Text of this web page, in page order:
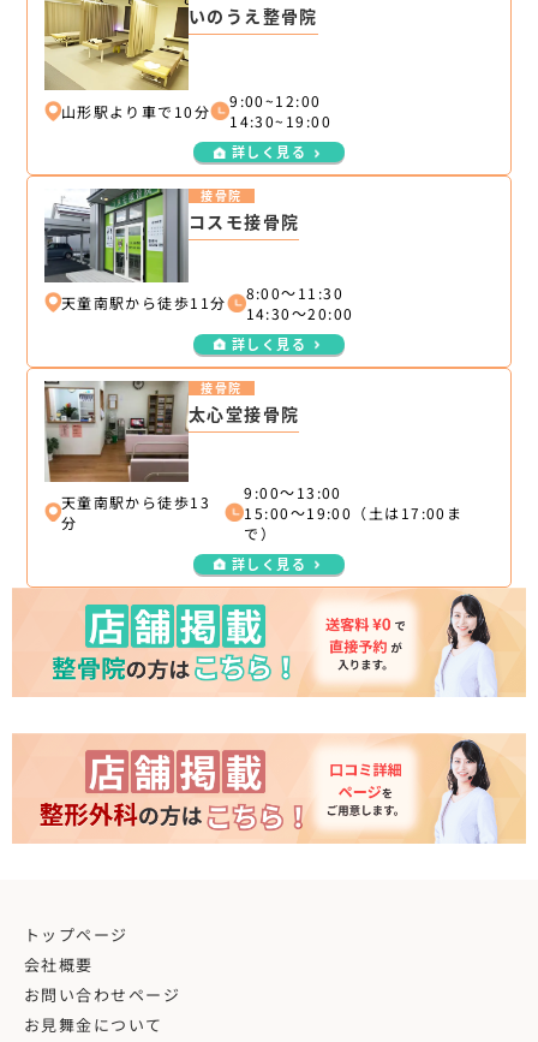
いのうえ整骨院
山形駅より車で10分
9:00~12:00
14:30~19:00
詳しく見る
コスモ接骨院
接骨院
天童南駅から徒歩11分
8:00～11:30
14:30～20:00
詳しく見る
太心堂接骨院
接骨院
天童南駅から徒歩13
分
9:00～13:00
15:00～19:00（土は17:00ま
で）
詳しく見る
トップページ
会社概要
お問い合わせページ
お見舞金について